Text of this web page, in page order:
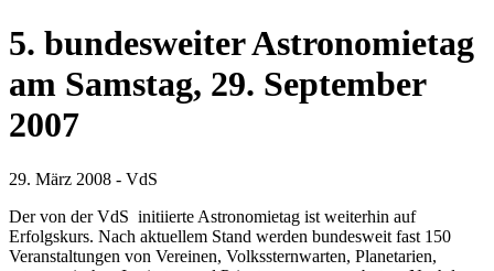
5. bundesweiter Astronomietag
am Samstag, 29. September
2007
29. März 2008 - VdS
Der von der VdS initiierte Astronomietag ist weiterhin auf
Erfolgskurs. Nach aktuellem Stand werden bundesweit fast 150
Veranstaltungen von Vereinen, Volkssternwarten, Planetarien,